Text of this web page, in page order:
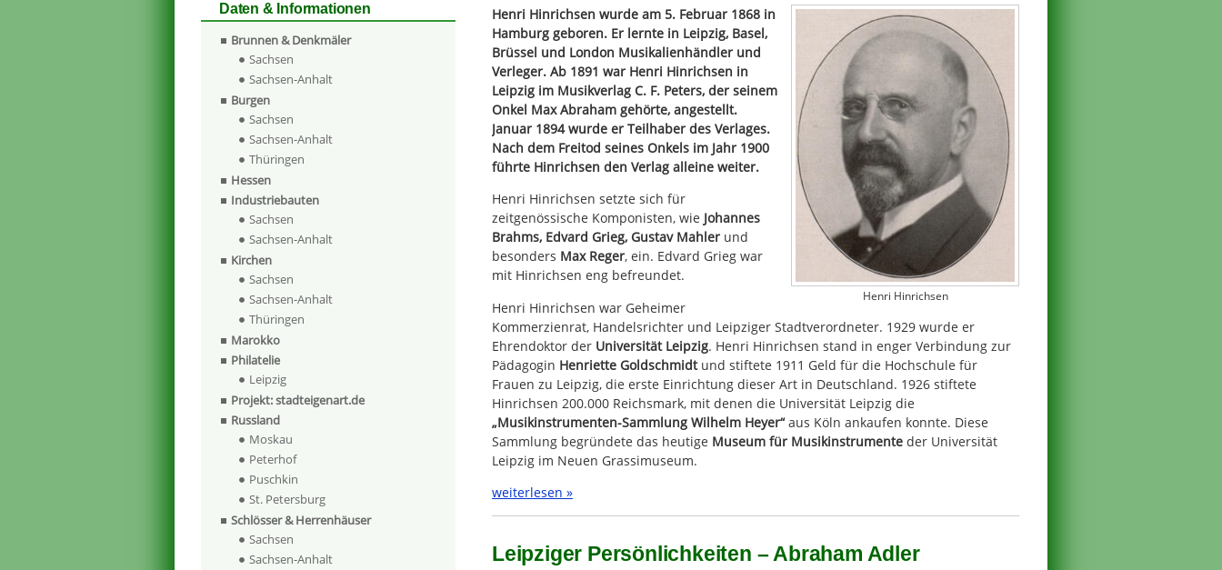
Henri Hinrichsen
Henri Hinrichsen wurde am 5. Februar 1868 in
Hamburg geboren. Er lernte in Leipzig, Basel,
Brüssel und London Musikalienhändler und
Verleger. Ab 1891 war Henri Hinrichsen in
Leipzig im Musikverlag C. F. Peters, der seinem
Onkel Max Abraham gehörte, angestellt.
Januar 1894 wurde er Teilhaber des Verlages.
Nach dem Freitod seines Onkels im Jahr 1900
führte Hinrichsen den Verlag alleine weiter.
Henri Hinrichsen setzte sich für
zeitgenössische Komponisten, wie Johannes
Brahms, Edvard Grieg, Gustav Mahler und
besonders Max Reger, ein. Edvard Grieg war
mit Hinrichsen eng befreundet.
Henri Hinrichsen war Geheimer
Kommerzienrat, Handelsrichter und Leipziger Stadtverordneter. 1929 wurde er
Ehrendoktor der Universität Leipzig. Henri Hinrichsen stand in enger Verbindung zur
Pädagogin Henriette Goldschmidtund stiftete 1911 Geld für die Hochschule für
Frauen zu Leipzig, die erste Einrichtung dieser Art in Deutschland. 1926 stiftete
Hinrichsen 200.000 Reichsmark, mit denen die Universität Leipzig die
„Musikinstrumenten-Sammlung Wilhelm Heyer“aus Köln ankaufen konnte. Diese
Sammlung begründete das heutige Museum für Musikinstrumente der Universität
Leipzig im Neuen Grassimuseum.
weiterlesen »
Leipziger Persönlichkeiten – Abraham Adler
Daten & Informationen
Brunnen & Denkmäler
Sachsen
Sachsen-Anhalt
Burgen
Sachsen
Sachsen-Anhalt
Thüringen
Hessen
Industriebauten
Sachsen
Sachsen-Anhalt
Kirchen
Sachsen
Sachsen-Anhalt
Thüringen
Marokko
Philatelie
Leipzig
Projekt: stadteigenart.de
Russland
Moskau
Peterhof
Puschkin
St. Petersburg
Schlösser & Herrenhäuser
Sachsen
Sachsen-Anhalt